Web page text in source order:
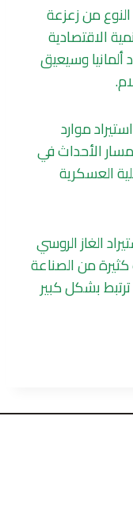
من زعزعة
الاقتصادية
ألمانيا وسيعيق
موارد
الأحداث في
العسكرية
الغاز الروسي
من الصناعة
ترتبط بشكل كبير